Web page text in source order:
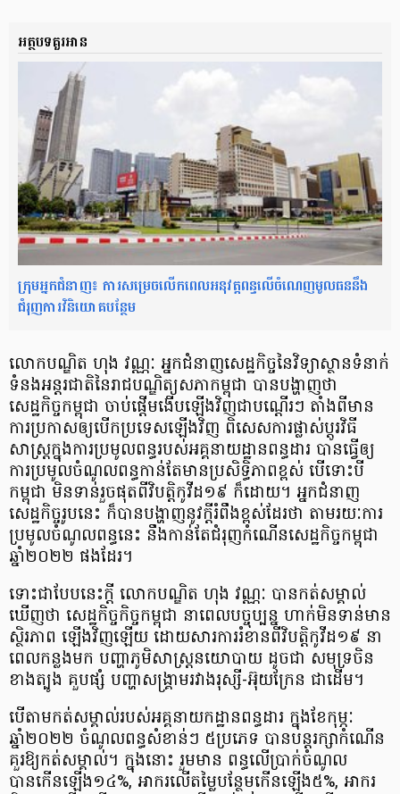
អត្ថបទគួរអាន
ក្រុមអ្នកជំនាញ៖ ការសម្រេចលើកពេលអនុវត្តពន្ធលើចំណេញមូលធននឹង
ជំរុញការវិនិយោគបន្ថែម
លោកបណ្ឌិត ហុង វណ្ណៈ អ្នកជំនាញសេដ្ឋកិច្ចនៃវិទ្យាស្ថានទំនាក់
ទំនងអន្តរជាតិនៃរាជបណ្ឌិត្យសភាកម្ពុជា បានបង្ហាញថា
សេដ្ឋកិច្ចកម្ពុជា ចាប់ផ្ដើមងើបឡើងវិញជាបណ្ដើរៗ តាំងពីមាន
ការប្រកាសឲ្យបើកប្រទេសឡើងវិញ ពិសេសការផ្លាស់ប្ដូរវិធី
សាស្រ្តក្នុងការប្រមូលពន្ធរបស់អគ្គនាយដ្ឋានពន្ធដារ បានធ្វើឲ្យ
ការប្រមូលចំណូលពន្ធកាន់តែមានប្រសិទ្ធិភាពខ្ពស់ បើទោះបី
កម្ពុជា មិនទាន់រួចផុតពីវិបត្តិកូវីដ១៩ ក៏ដោយ។ អ្នកជំនាញ
សេដ្ឋកិច្ចរូបនេះ ក៏បានបង្ហាញនូវក្ដីរំពឹងខ្ពស់ដែរថា តាមរយៈការ
ប្រមូលចំណូលពន្ធនេះ នឹងកាន់តែជំរុញកំណើនសេដ្ឋកិច្ចកម្ពុជា
ឆ្នាំ២០២២ ផងដែរ។
ទោះជាបែបនេះក្ដី លោកបណ្ឌិត ហុង វណ្ណៈ បានកត់សម្គាល់
ឃើញថា សេដ្ឋកិច្ចកិច្ចកម្ពុជា នាពេលបច្ចុប្បន្ន ហាក់មិនទាន់មាន
ស្ថិរភាព ឡើងវិញឡើយ ដោយសារការរំខានពីវិបត្តិកូវីដ១៩ នា
ពេលកន្លងមក បញ្ហាភូមិសាស្ត្រនយោបាយ ដូចជា សមុទ្រចិន
ខាងត្បូង គួបផ្សំ បញ្ហាសង្រ្គាមរវាងរុស្សី-អ៊ុយក្រែន ជាដើម។
បើតាមកត់សម្គាល់របស់អគ្គនាយកដ្ឋានពន្ធដារ ក្នុងខែកុម្ភៈ
ឆ្នាំ២០២២ ចំណូលពន្ធសំខាន់ៗ ៥ប្រភេទ បានបន្តរក្សាកំណើន
គួរឱ្យកត់សម្គាល់។ ក្នុងនោះ រួមមាន ពន្ធលើប្រាក់ចំណូល
បានកើនឡើង១៤%, អាករលើតម្លៃបន្ថែមកើនឡើង៥%, អាករ